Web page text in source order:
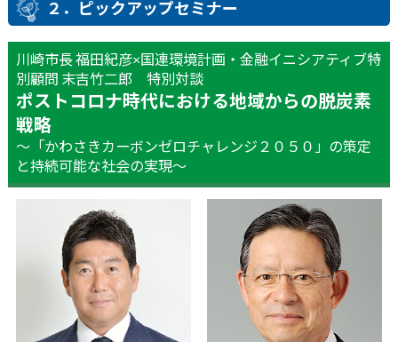
２．ピックアップセミナー
川崎市長 福田紀彦×国連環境計画・金融イニシアティブ特
別顧問 末吉竹二郎 特別対談
ポストコロナ時代における地域からの脱炭素
戦略
〜「かわさきカーボンゼロチャレンジ２０５０」の策定
と持続可能な社会の実現〜